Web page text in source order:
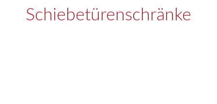
Schiebetürenschränke